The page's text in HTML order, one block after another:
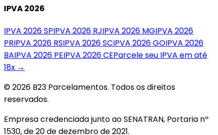
IPVA 2026
IPVA 2026SPIPVA 2026 RJIPVA 2026 MGIPVA 2026
PRIPVA 2026 RSIPVA 2026SCIPVA 2026GOIPVA 2026
BAIPVA 2026 PEIPVA 2026CEParcele seu IPVA em até
18x →
© 2026 B23 Parcelamentos. Todos os direitos
reservados.
Empresa credenciada junto ao SENATRAN, Portaria nº
1530, de 20 de dezembro de 2021.